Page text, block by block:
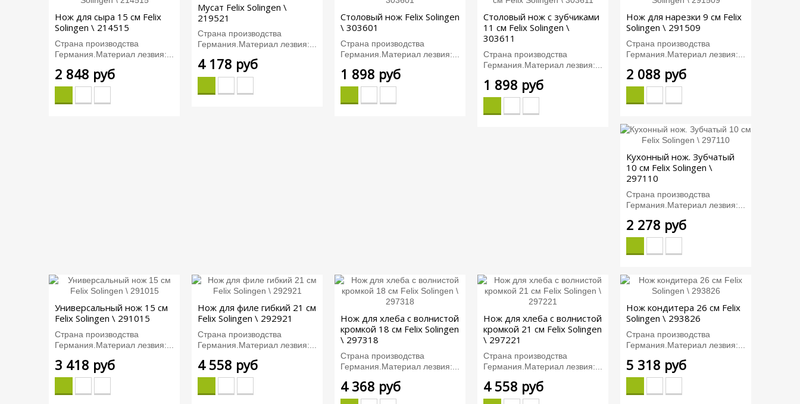
Нож для сыра 15 см Felix
Solingen \ 214515
Страна производства
Германия.Материал лезвия:...
2 848 руб
Мусат Felix Solingen \
219521
Страна производства
Германия.Материал лезвия:...
4 178 руб
Столовый нож Felix Solingen
\ 303601
Страна производства
Германия.Материал лезвия:...
1 898 руб
Столовый нож с зубчиками
11 см Felix Solingen \
303611
Страна производства
Германия.Материал лезвия:...
1 898 руб
Нож для нарезки 9 см Felix
Solingen \ 291509
Страна производства
Германия.Материал лезвия:...
2 088 руб
Кухонный нож. Зубчатый
10 см Felix Solingen \
297110
Страна производства
Германия.Материал лезвия:...
2 278 руб
Универсальный нож 15 см
Felix Solingen \ 291015
Страна производства
Германия.Материал лезвия:...
3 418 руб
Нож для филе гибкий 21 см
Felix Solingen \ 292921
Страна производства
Германия.Материал лезвия:...
4 558 руб
Нож для хлеба с волнистой
кромкой 18 см Felix Solingen
\ 297318
Страна производства
Германия.Материал лезвия:...
4 368 руб
Нож для хлеба с волнистой
кромкой 21 см Felix Solingen
\ 297221
Страна производства
Германия.Материал лезвия:...
4 558 руб
Нож кондитера 26 см Felix
Solingen \ 293826
Страна производства
Германия.Материал лезвия:...
5 318 руб